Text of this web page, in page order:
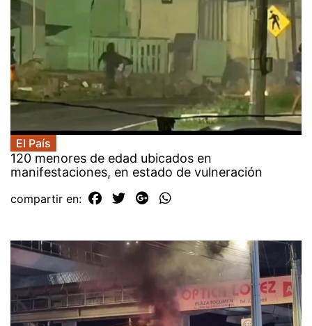
El País
120 menores de edad ubicados en
manifestaciones, en estado de vulneración
compartir en: